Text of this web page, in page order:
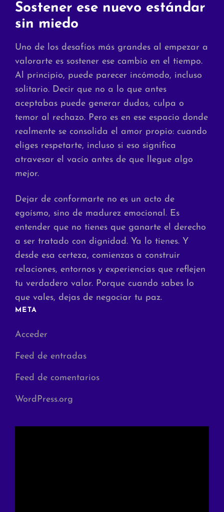
Sostener ese nuevo estándar
sin miedo
Uno de los desafíos más grandes al empezar a
valorarte es sostener ese cambio en el tiempo.
Al principio, puede parecer incómodo, incluso
solitario. Decir que no a lo que antes
aceptabas puede generar dudas, culpa o
temor al rechazo. Pero es en ese espacio donde
realmente se consolida el amor propio: cuando
eliges respetarte, incluso si eso significa
atravesar el vacío antes de que llegue algo
mejor.
Dejar de conformarte no es un acto de
egoísmo, sino de madurez emocional. Es
entender que no tienes que ganarte el derecho
a ser tratado con dignidad. Ya lo tienes. Y
desde esa certeza, comienzas a construir
relaciones, entornos y experiencias que reflejen
tu verdadero valor. Porque cuando sabes lo
que vales, dejas de negociar tu paz.
META
Acceder
Feed de entradas
Feed de comentarios
WordPress.org